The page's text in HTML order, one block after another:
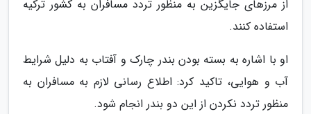
از مرزهای جایگزین به منظور تردد مسافران به کشور ترکیه
استفاده کنند.
او با اشاره به بسته بودن بندر چارک و آفتاب به دلیل شرایط
آب و هوایی، تاکید کرد: اطلاع رسانی لازم به مسافران به
منظور تردد نکردن از این دو بندر انجام شود.